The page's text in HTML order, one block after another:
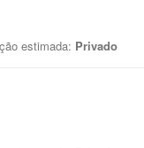
estimada: Privado